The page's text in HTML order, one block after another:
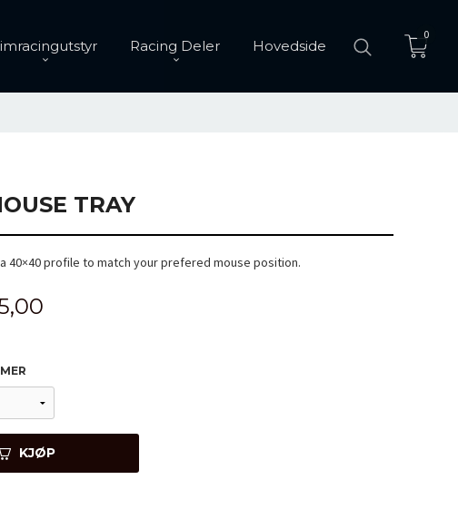
Racing Deler Hovedside
0
TRAY
40×40 profile to match your prefered mouse position.
KJØP